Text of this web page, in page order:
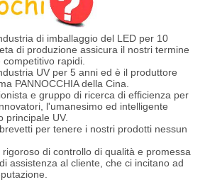
di imballaggio del LED per 10
di produzione assicura il nostri termine
rapidi.
UV per 5 anni ed è il produttore
PANNOCCHIA della Cina.
e gruppo di ricerca di efficienza per
l'umanesimo ed intelligente
principale UV.
per tenere i nostri prodotti nessun
di controllo di qualità e promessa
assistenza al cliente, che ci incitano ad